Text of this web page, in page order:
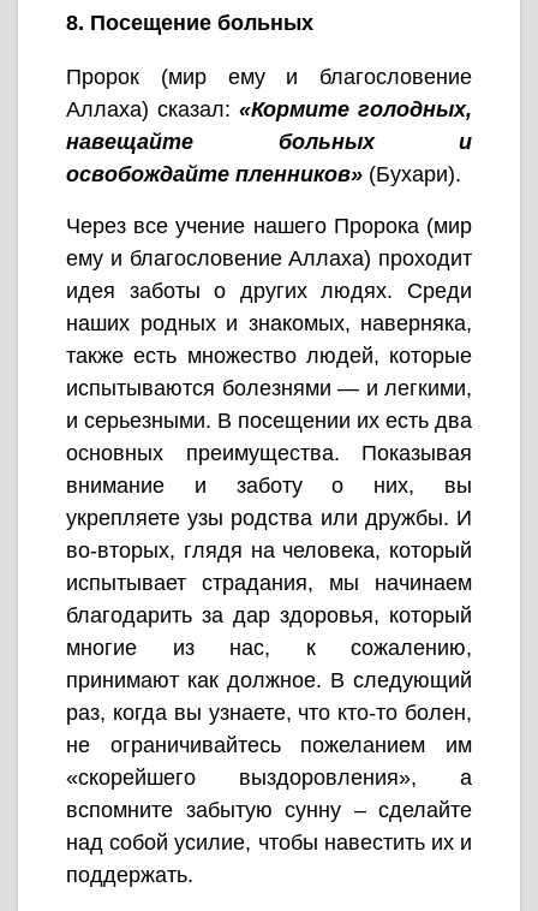
8. Посещение больных
Пророк (мир ему и благословение
Аллаха) сказал: «Кормите голодных,
навещайте больных и
освобождайте пленников» (Бухари).
Через все учение нашего Пророка (мир
ему и благословение Аллаха) проходит
идея заботы о других людях. Среди
наших родных и знакомых, наверняка,
также есть множество людей, которые
испытываются болезнями — и легкими,
и серьезными. В посещении их есть два
основных преимущества. Показывая
внимание и заботу о них, вы
укрепляете узы родства или дружбы. И
во-вторых, глядя на человека, который
испытывает страдания, мы начинаем
благодарить за дар здоровья, который
многие из нас, к сожалению,
принимают как должное. В следующий
раз, когда вы узнаете, что кто-то болен,
не ограничивайтесь пожеланием им
«скорейшего выздоровления», а
вспомните забытую сунну – сделайте
над собой усилие, чтобы навестить их и
поддержать.